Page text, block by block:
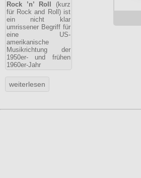
Rock ’n’ Roll
(kurz
für Rock and Roll) ist
ein nicht klar
umrissener Begriff für
eine US-
amerikanische
Musikrichtung der
1950er- und frühen
1960er-Jahr